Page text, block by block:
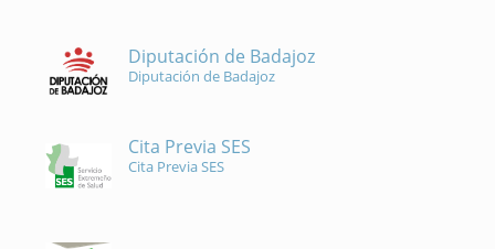
Diputación de Badajoz
Diputación de Badajoz
Cita Previa SES
Cita Previa SES